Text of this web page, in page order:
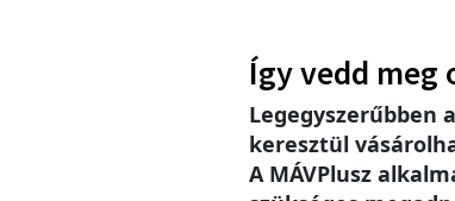
Így vedd meg
Legegyszerűbben
keresztül
A MÁVPlusz